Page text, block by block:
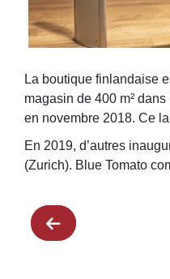
La boutique finlandaise
magasin de 400 m²
en novembre 2018. Ce
En 2019, d’autres
(Zurich). Blue Tomato